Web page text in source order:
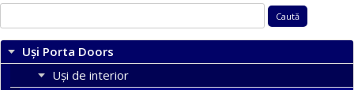
după:
Uși Porta Doors
Uși de interior